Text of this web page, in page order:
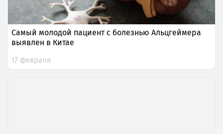
Самый молодой пациент с болезнью Альцгеймера
выявлен в Китае
17 февраля